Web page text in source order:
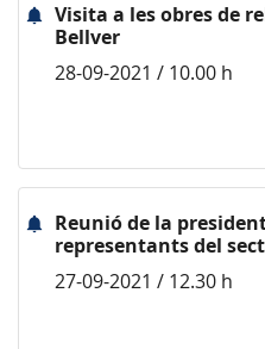
Visita a les obres de
Bellver
28-09-2021 / 10.00 h
Reunió de la
representants del
27-09-2021 / 12.30 h